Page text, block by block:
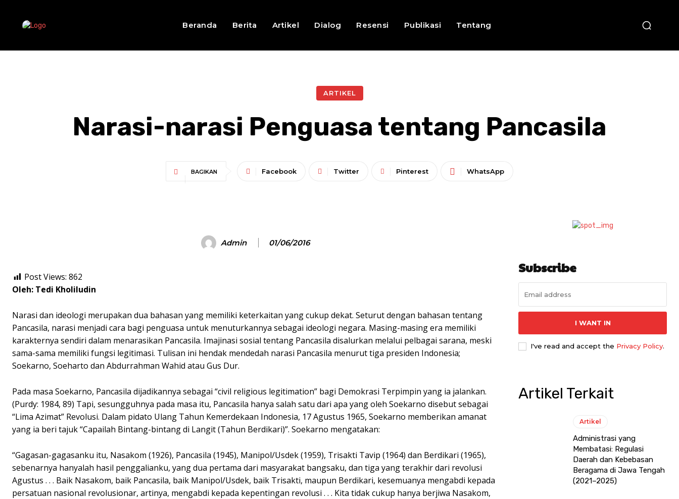
Beranda Berita Artikel Dialog Resensi Publikasi Tentang
ARTIKEL
Narasi-narasi Penguasa tentang Pancasila
BAGIKAN Facebook Twitter Pinterest WhatsApp
Admin 01/06/2016
Post Views: 862
Oleh: Tedi Kholiludin
Narasi dan ideologi merupakan dua bahasan yang memiliki keterkaitan yang cukup dekat. Seturut dengan bahasan tentang
Pancasila, narasi menjadi cara bagi penguasa untuk menuturkannya sebagai ideologi negara. Masing-masing era memiliki
karakternya sendiri dalam menarasikan Pancasila. Imajinasi sosial tentang Pancasila disalurkan melalui pelbagai sarana, meski
sama-sama memiliki fungsi legitimasi. Tulisan ini hendak mendedah narasi Pancasila menurut tiga presiden Indonesia;
Soekarno, Soeharto dan Abdurrahman Wahid atau Gus Dur.
Pada masa Soekarno, Pancasila dijadikannya sebagai “civil religious legitimation” bagi Demokrasi Terpimpin yang ia jalankan.
(Purdy: 1984, 89) Tapi, sesungguhnya pada masa itu, Pancasila hanya salah satu dari apa yang oleh Soekarno disebut sebagai
“Lima Azimat” Revolusi. Dalam pidato Ulang Tahun Kemerdekaan Indonesia, 17 Agustus 1965, Soekarno memberikan amanat
yang ia beri tajuk “Capailah Bintang-bintang di Langit (Tahun Berdikari)”. Soekarno mengatakan:
“Gagasan-gagasanku itu, Nasakom (1926), Pancasila (1945), Manipol/Usdek (1959), Trisakti Tavip (1964) dan Berdikari (1965),
sebenarnya hanyalah hasil penggalianku, yang dua pertama dari masyarakat bangsaku, dan tiga yang terakhir dari revolusi
Agustus . . . Baik Nasakom, baik Pancasila, baik Manipol/Usdek, baik Trisakti, maupun Berdikari, kesemuanya mengabdi kepada
persatuan nasional revolusionar, artinya, mengabdi kepada kepentingan revolusi . . . Kita tidak cukup hanya berjiwa Nasakom,
Subscribe
I WANT IN
I've read and accept the Privacy Policy.
Artikel Terkait
Artikel
Administrasi yang
Membatasi: Regulasi
Daerah dan Kebebasan
Beragama di Jawa Tengah
(2021–2025)